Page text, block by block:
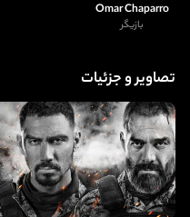
Omar Chaparro
بازیگر
تصاویر و جزئیات